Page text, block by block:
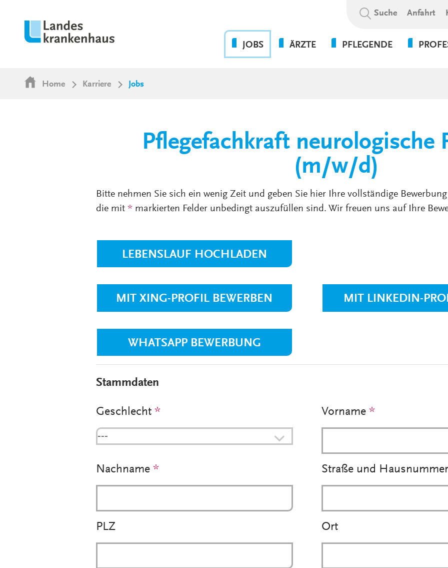
Suchbegriff:
Suche Anfahrt
JOBS
PRAKTIKUM
UNSERE STANDORTE
WEITERBILDUNG &
ENTWICKLUNG
KULTUR & WERTE
ÄRZTE
GESUNDHEITSEINRICHTUNGEN
PFLEGENDE
4-TAGE-WOCHE
FORT- UND
ZUSATZLEISTUNGEN
SERVICE
Home Karriere Jobs
Pflegefachkraft neurologische
(m/w/d)
Bitte nehmen Sie sich ein wenig Zeit und geben Sie hier Ihre vollständige
die mit * markierten Felder unbedingt auszufüllen sind. Wir freuen uns auf Ihre
LEBENSLAUF HOCHLADEN
MIT XING-PROFIL BEWERBEN MIT LINKEDIN-
WHATSAPP BEWERBUNG
Stammdaten
Geschlecht *
---
Vorname*
Nachname * Straße und
PLZ Ort